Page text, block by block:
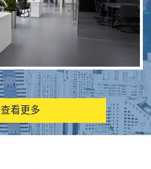
图书馆RFID电子标签管理系统
查看更多